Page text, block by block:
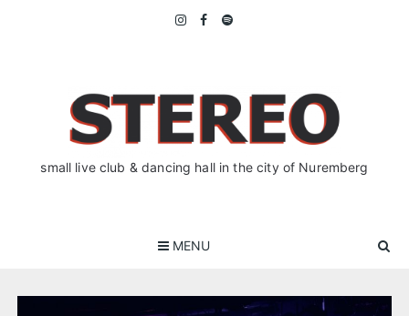
small live club & dancing hall in the city of Nuremberg
MENU